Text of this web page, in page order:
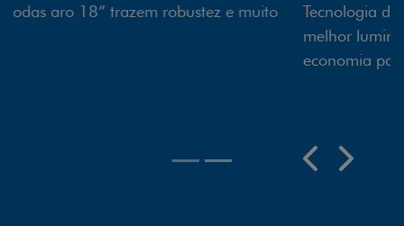
Tecnologia dos faróis totalmente em LED garante
melhor luminosidade, maior durabilidade e mais